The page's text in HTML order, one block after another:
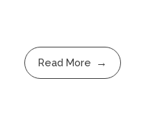
Read More